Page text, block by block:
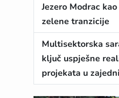
Jezero Modrac
zelene tranzicije
Multisektorska
ključ uspješne
projekata u